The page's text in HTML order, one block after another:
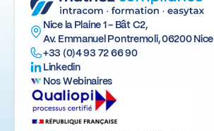
Nice la Plaine 1 - Bât C2,
Av. Emmanuel Pontremoli, 06200 Nice
+33 (0)4 93 72 66 90
Linkedin
Nos Webinaires